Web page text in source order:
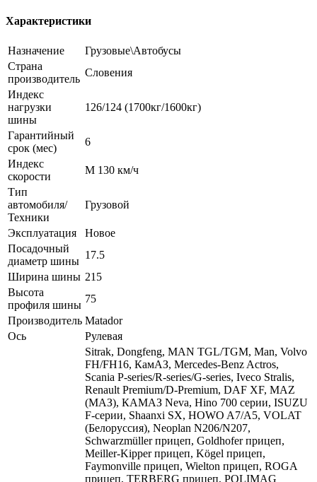
Характеристики
Назначение
Грузовые\Автобусы
Страна
производитель
Словения
Индекс
нагрузки
шины
126/124 (1700кг/1600кг)
Гарантийный
срок (мес)
6
Индекс
скорости
M 130 км/ч
Тип
автомобиля/
Техники
Грузовой
Эксплуатация
Новое
Посадочный
диаметр шины
17.5
Ширина шины 215
Высота
профиля шины
75
Производитель Matador
Ось
Рулевая
Sitrak, Dongfeng, MAN TGL/TGM, Man, Volvo
FH/FH16, КамАЗ, Mercedes-Benz Actros,
Scania P-series/R-series/G-series, Iveco Stralis,
Renault Premium/D-Premium, DAF XF, MAZ
(МАЗ), КАМАЗ Neva, Hino 700 серии, ISUZU
F-серии, Shaanxi SX, HOWO A7/A5, VOLAT
(Белоруссия), Neoplan N206/N207,
Schwarzmüller прицеп, Goldhofer прицеп,
Meiller-Kipper прицеп, Kögel прицеп,
Faymonville прицеп, Wielton прицеп, ROGA
прицеп, TERBERG прицеп, POLIMAG